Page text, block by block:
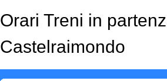
Orari Treni in
Castelraimondo